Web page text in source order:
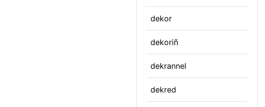
dekor
dekoriñ
dekrannel
dekred